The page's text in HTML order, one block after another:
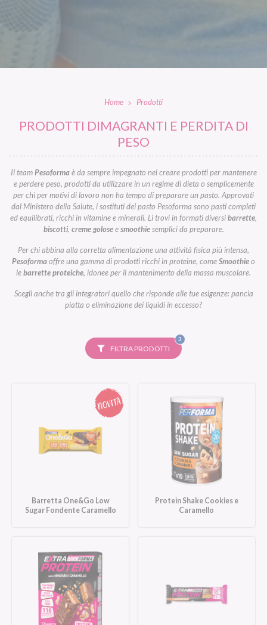
Home Prodotti
PRODOTTI DIMAGRANTI E PERDITA DI
PESO
Il teamPesoformaè da sempre impegnato nel creare prodotti per mantenere
e perdere peso, prodotti da utilizzare in un regime di dieta o semplicemente
per chi per motivi di lavoro non ha tempo di preparare un pasto. Approvati
dal Ministero della Salute, i sostituti del pasto Pesoforma sono pasti completi
ed equilibrati, ricchi in vitamine e minerali. Li trovi in formati diversibarrette,
biscotti, creme goloseesmoothiesemplici da preparare.
Per chi abbina alla corretta alimentazione una attività fisica più intensa,
Pesoformaoffre una gamma di prodotti ricchi in proteine, comeSmoothieo
lebarrette proteiche, idonee per il mantenimento della massa muscolare.
Scegli anche tra gli integratori quello che risponde alle tue esigenze: pancia
piatta o eliminazione dei liquidi in eccesso?
FILTRA PRODOTTI
3FILTRI
SELEZIONATI
Barretta One&Go Low
Sugar Fondente Caramello
Protein Shake Cookies e
Caramello